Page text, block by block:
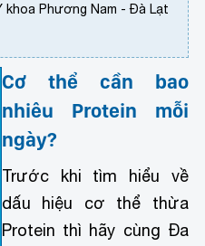
khoa Phương Nam - Đà Lạt
Cơ thể cần bao
nhiêu Protein mỗi
ngày?
Trước khi tìm hiểu về
dấu hiệu cơ thể thừa
Protein thì hãy cùng Đa